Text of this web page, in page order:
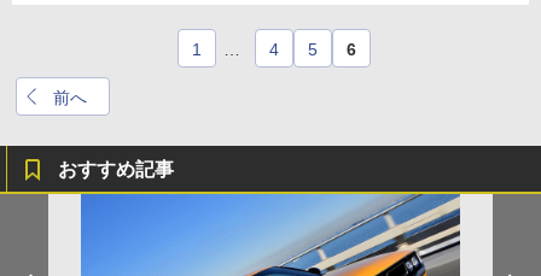
前へ
1 4 5 6
おすすめ記事